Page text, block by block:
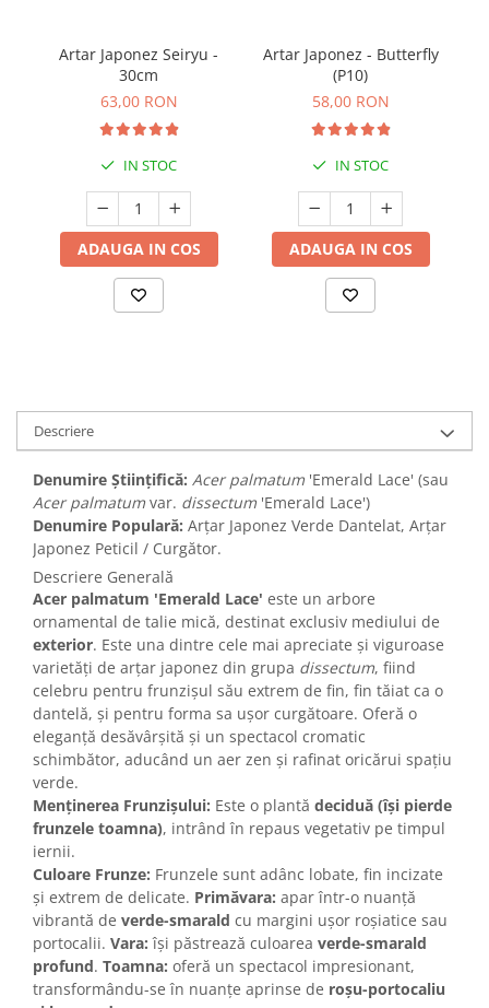
Artar Japonez Seiryu -
30cm
63,00 RON
IN STOC
ADAUGA IN COS
Artar Japonez - Butterfly
(P10)
58,00 RON
IN STOC
ADAUGA IN COS
Descriere
Denumire Științifică: Acer palmatum 'Emerald Lace' (sau
Acer palmatum var. dissectum 'Emerald Lace')
Denumire Populară: Arțar Japonez Verde Dantelat, Arțar
Japonez Peticil / Curgător.
Descriere Generală
Acer palmatum 'Emerald Lace' este un arbore
ornamental de talie mică, destinat exclusiv mediului de
exterior. Este una dintre cele mai apreciate și viguroase
varietăți de arțar japonez din grupa dissectum, fiind
celebru pentru frunzișul său extrem de fin, fin tăiat ca o
dantelă, și pentru forma sa ușor curgătoare. Oferă o
eleganță desăvârșită și un spectacol cromatic
schimbător, aducând un aer zen și rafinat oricărui spațiu
verde.
Menținerea Frunzișului: Este o plantă deciduă (își pierde
frunzele toamna), intrând în repaus vegetativ pe timpul
iernii.
Culoare Frunze: Frunzele sunt adânc lobate, fin incizate
și extrem de delicate. Primăvara: apar într-o nuanță
vibrantă de verde-smarald cu margini ușor roșiatice sau
portocalii. Vara: își păstrează culoarea verde-smarald
profund. Toamna: oferă un spectacol impresionant,
transformându-se în nuanțe aprinse de roșu-portocaliu